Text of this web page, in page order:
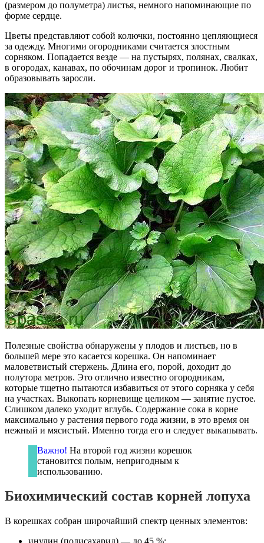
(размером до полуметра) листья, немного напоминающие по
форме сердце.
Цветы представляют собой колючки, постоянно цепляющиеся
за одежду. Многими огородниками считается злостным
сорняком. Попадается везде — на пустырях, полянах, свалках,
в огородах, канавах, по обочинам дорог и тропинок. Любит
образовывать заросли.
Полезные свойства обнаружены у плодов и листьев, но в
большей мере это касается корешка. Он напоминает
маловетвистый стержень. Длина его, порой, доходит до
полутора метров. Это отлично известно огородникам,
которые тщетно пытаются избавиться от этого сорняка у себя
на участках. Выкопать корневище целиком — занятие пустое.
Слишком далеко уходит вглубь. Содержание сока в корне
максимально у растения первого года жизни, в это время он
нежный и мясистый. Именно тогда его и следует выкапывать.
Важно! На второй год жизни корешок
становится полым, непригодным к
использованию.
Биохимический состав корней лопуха
В корешках собран широчайший спектр ценных элементов: